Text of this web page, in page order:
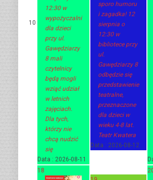
10
12:30 w
wypożyczalni
dla dzieci
przy ul.
Gawędziarzy
8 mali
czytelnicy
będą mogli
wziąć udział
w letnich
zajęciach.
Dla tych,
którzy nie
chcą nudzić
się
Data : 2026-08-11
sporo humoru
i zagadka! 12
sierpnia o
12:30 w
bibliotece przy
ul.
Gawędziarzy 8
odbędzie się
przedstawienie
teatralne,
przeznaczone
dla dzieci w
wieku 4-8 lat.
Teatr Kwatera
Data : 2026-08-12
18